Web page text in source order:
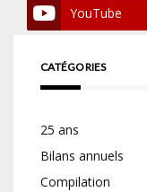
YouTube
CATÉGORIES
25 ans
Bilans annuels
Compilation